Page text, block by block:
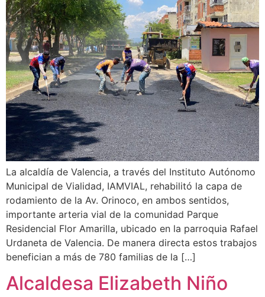
La alcaldía de Valencia, a través del Instituto Autónomo
Municipal de Vialidad, IAMVIAL, rehabilitó la capa de
rodamiento de la Av. Orinoco, en ambos sentidos,
importante arteria vial de la comunidad Parque
Residencial Flor Amarilla, ubicado en la parroquia Rafael
Urdaneta de Valencia. De manera directa estos trabajos
benefician a más de 780 familias de la […]
Alcaldesa Elizabeth Niño